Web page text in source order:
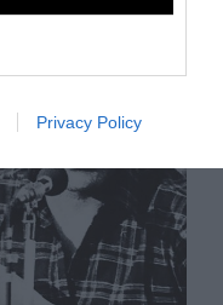
Privacy Policy